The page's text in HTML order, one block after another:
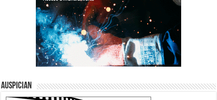
Auspician